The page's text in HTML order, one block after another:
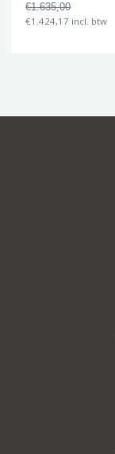
€1.635,00
€1.424,17 incl. btw